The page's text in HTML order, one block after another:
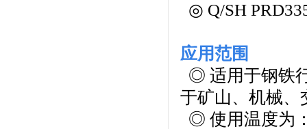
◎ Q/SH
应用范围
◎ 适用于钢铁
于矿山、机械、
◎ 使用温度为